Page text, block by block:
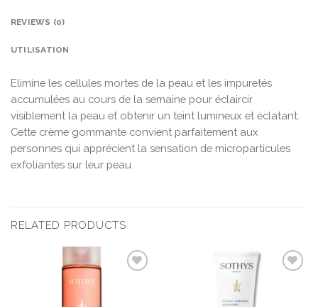
REVIEWS (0)
UTILISATION
Elimine les cellules mortes de la peau et les impuretés
accumulées au cours de la semaine pour éclaircir
visiblement la peau et obtenir un teint lumineux et éclatant.
Cette crème gommante convient parfaitement aux
personnes qui apprécient la sensation de microparticules
exfoliantes sur leur peau.
RELATED PRODUCTS